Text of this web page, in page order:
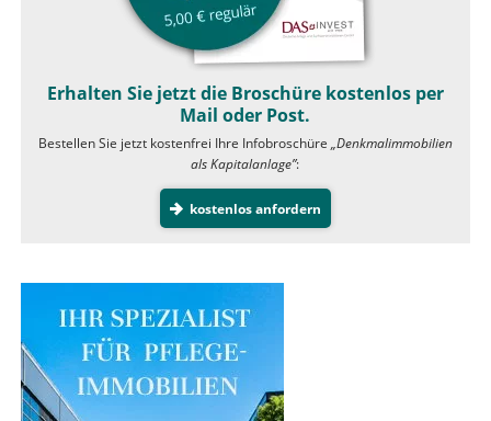
Erhalten Sie jetzt die Broschüre kostenlos per
Mail oder Post.
Bestellen Sie jetzt kostenfrei Ihre Infobroschüre „Denkmalimmobilien
als Kapitalanlage”:
kostenlos anfordern